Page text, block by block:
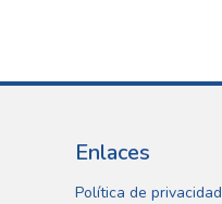
Enlaces
Política de privacidad